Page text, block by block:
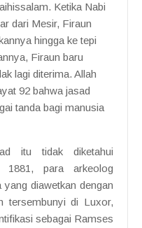
Ketika Nabi
dari Mesir, Firaun
hingga ke tepi
Firaun baru
lagi diterima. Allah
92 bahwa jasad
tanda bagi manusia
itu tidak diketahui
1881, para arkeolog
diawetkan dengan
tersembunyi di Luxor,
sebagai Ramses